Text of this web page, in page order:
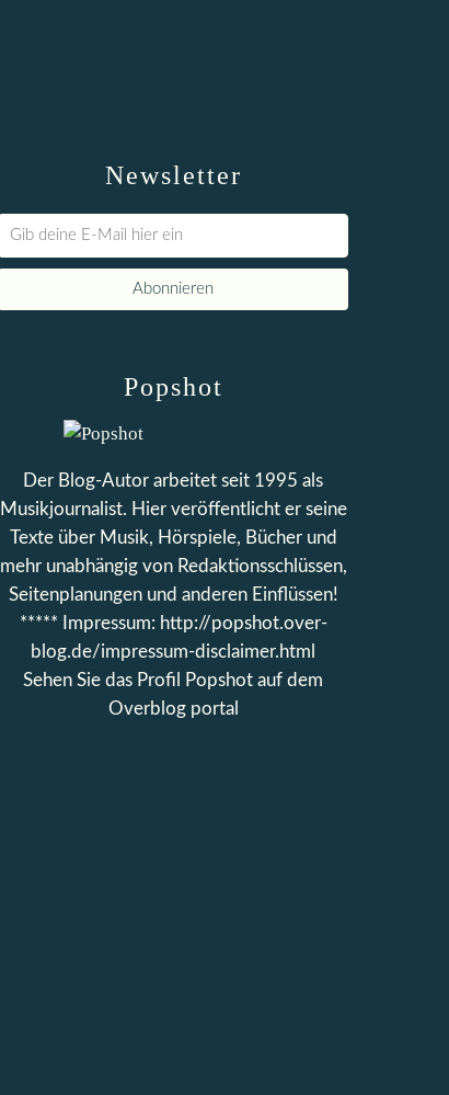
Newsletter
Popshot
Der Blog-Autor arbeitet seit 1995 als
Musikjournalist. Hier veröffentlicht er seine
Texte über Musik, Hörspiele, Bücher und
mehr unabhängig von Redaktionsschlüssen,
Seitenplanungen und anderen Einflüssen!
***** Impressum: http://popshot.over-
blog.de/impressum-disclaimer.html
Sehen Sie das Profil
Popshot auf dem
Overblog portal